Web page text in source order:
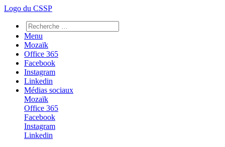
Logo du CSSP
Menu
Mozaïk
Office 365
Facebook
Instagram
Linkedin
Médias sociaux
Mozaïk
Office 365
Facebook
Instagram
Linkedin